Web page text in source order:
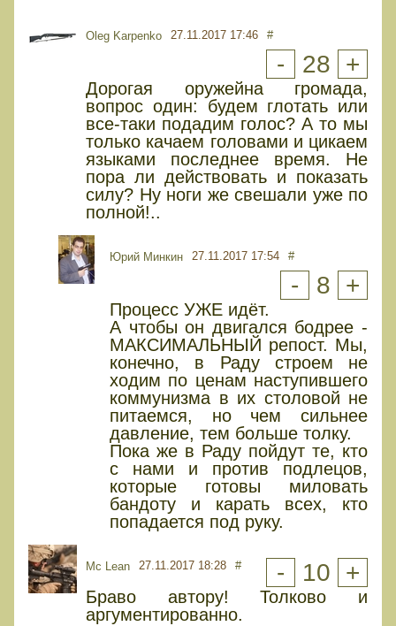
Oleg Karpenko 27.11.2017 17:46 #
- 28 +
Дорогая оружейна громада,
вопрос один: будем глотать или
все-таки подадим голос? А то мы
только качаем головами и цикаем
языками последнее время. Не
пора ли действовать и показать
силу? Ну ноги же свешали уже по
полной!..
Юрий Минкин 27.11.2017 17:54 #
- 8 +
Процесс УЖЕ идёт.
А чтобы он двигался бодрее -
МАКСИМАЛЬНЫЙ репост. Мы,
конечно, в Раду строем не
ходим по ценам наступившего
коммунизма в их столовой не
питаемся, но чем сильнее
давление, тем больше толку.
Пока же в Раду пойдут те, кто
с нами и против подлецов,
которые готовы миловать
бандоту и карать всех, кто
попадается под руку.
Mc Lean 27.11.2017 18:28 # - 10 +
Браво автору! Толково и
аргументированно.